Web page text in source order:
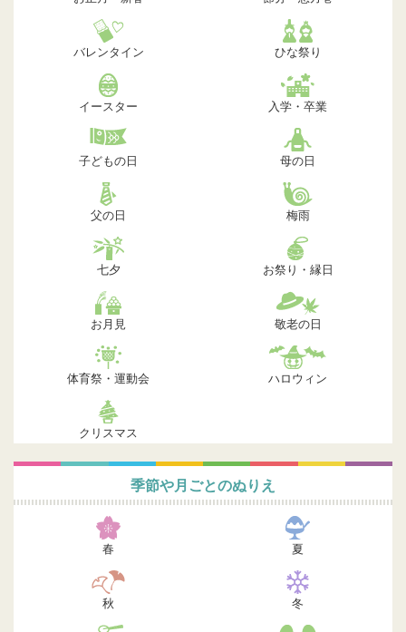
バレンタイン ひな祭り
イースター 入学・卒業
子どもの日 母の日
父の日 梅雨
七夕 お祭り・縁日
お月見 敬老の日
体育祭・運動会 ハロウィン
クリスマス
季節や月ごとのぬりえ
春 夏
秋 冬